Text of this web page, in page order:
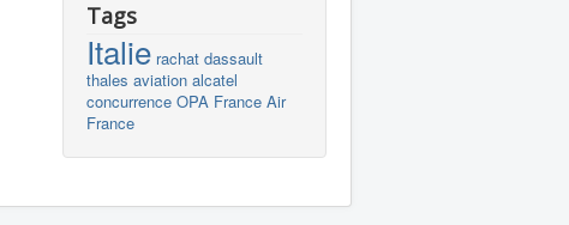
Tags
Italie rachat dassault
thales aviation alcatel
concurrence OPA France Air
France